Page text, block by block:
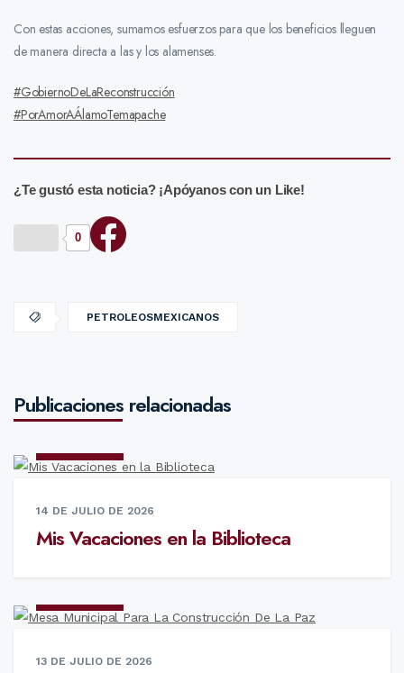
Con estas acciones, sumamos esfuerzos para que los beneficios lleguen
de manera directa a las y los alamenses.
#GobiernoDeLaReconstrucción
#PorAmorAÁlamoTemapache
¿Te gustó esta noticia? ¡Apóyanos con un Like!
0
PETROLEOSMEXICANOS
Publicaciones relacionadas
14 DE JULIO DE 2026
Mis Vacaciones en la Biblioteca
13 DE JULIO DE 2026